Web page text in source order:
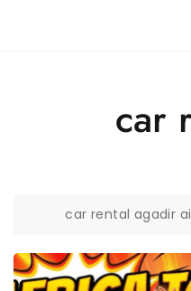
car
car rental agadir